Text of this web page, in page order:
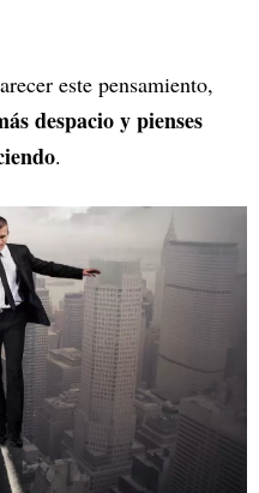
este pensamiento,
despacio y pienses
.